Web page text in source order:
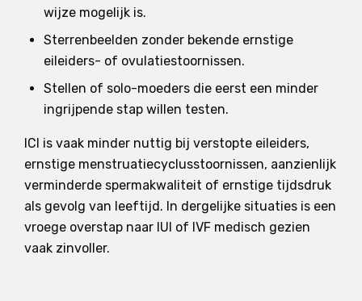
wijze mogelijk is.
Sterrenbeelden zonder bekende ernstige
eileiders- of ovulatiestoornissen.
Stellen of solo-moeders die eerst een minder
ingrijpende stap willen testen.
ICI is vaak minder nuttig bij verstopte eileiders,
ernstige menstruatiecyclusstoornissen, aanzienlijk
verminderde spermakwaliteit of ernstige tijdsdruk
als gevolg van leeftijd. In dergelijke situaties is een
vroege overstap naar IUI of IVF medisch gezien
vaak zinvoller.